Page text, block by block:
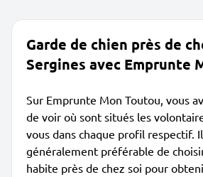
Garde de chien près de
Sergines avec Emprunte
Sur Emprunte Mon Toutou, vous
de voir où sont situés les
vous dans chaque profil respectif.
généralement préférable de
habite près de chez soi pour